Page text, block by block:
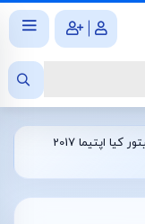
|
مانیتور کیا اپتیما 2017